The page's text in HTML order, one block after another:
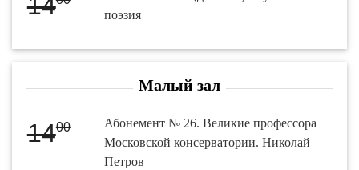
поэзия
Малый зал
1400
Абонемент № 26. Великие профессора
Московской консерватории. Николай
Петров